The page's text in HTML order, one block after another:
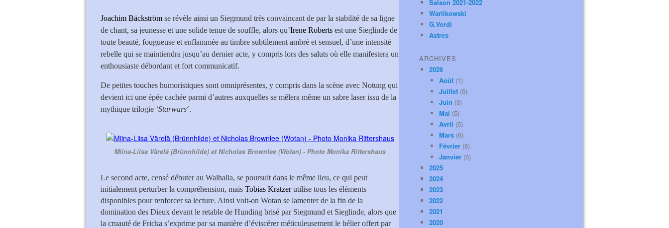
Joachim Bäckström se révèle ainsi un Siegmund très convaincant de par la stabilité de sa ligne
de chant, sa jeunesse et une solide tenue de souffle, alors qu’Irene Roberts est une Sieglinde de
toute beauté, fougueuse et enflammée au timbre subtilement ambré et sensuel, d’une intensité
rebelle qui se maintiendra jusqu’au dernier acte, y compris lors des saluts où elle manifestera un
enthousiaste débordant et fort communicatif.
De petites touches humoristiques sont omniprésentes, y compris dans la scène avec Notung qui
devient ici une épée cachée parmi d’autres auxquelles se mêlera même un sabre laser issu de la
mythique trilogie ‘Starwars‘.
Miina-Liisa Värelä (Brünnhilde) et Nicholas Brownlee (Wotan) - Photo Monika Rittershaus
Le second acte, censé débuter au Walhalla, se poursuit dans le même lieu, ce qui peut
initialement perturber la compréhension, mais Tobias Kratzerutilise tous les éléments
disponibles pour renforcer sa lecture. Ainsi voit-on Wotan se lamenter de la fin de la
domination des Dieux devant le retable de Hunding brisé par Siegmund et Sieglinde, alors que
la cruauté de Fricka s’exprime par sa manière d’éviscérer méticuleusement le bélier offert par
Saison 2021-2022
Warlikowski
G.Verdi
Astres
ARCHIVES
2026
Août (1)
Juillet (5)
Juin (3)
Mai (5)
Avril (5)
Mars (6)
Février (8)
Janvier (5)
2025
2024
2023
2022
2021
2020